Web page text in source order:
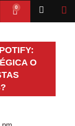
0
Cart
O